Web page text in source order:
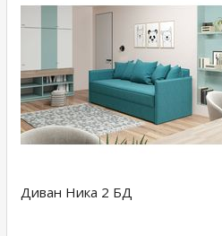
Диван Ника 2 БД